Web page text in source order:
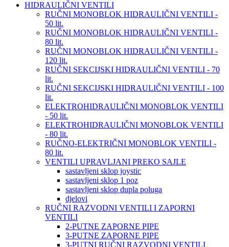
HIDRAULIČNI VENTILI
RUČNI MONOBLOK HIDRAULIČNI VENTILI -
50 lit.
RUČNI MONOBLOK HIDRAULIČNI VENTILI -
80 lit.
RUČNI MONOBLOK HIDRAULIČNI VENTILI -
120 lit.
RUČNI SEKCIJSKI HIDRAULIČNI VENTILI - 70
lit.
RUČNI SEKCIJSKI HIDRAULIČNI VENTILI - 100
lit.
ELEKTROHIDRAULIČNI MONOBLOK VENTILI
- 50 lit.
ELEKTROHIDRAULIČNI MONOBLOK VENTILI
- 80 lit.
RUČNO-ELEKTRIČNI MONOBLOK VENTILI -
80 lit.
VENTILI UPRAVLJANI PREKO SAJLE
sastavljeni sklop joystic
sastavljeni sklop 1 poz
sastavljeni sklop dupla poluga
djelovi
RUČNI RAZVODNI VENTILI I ZAPORNI
VENTILI
2-PUTNE ZAPORNE PIPE
3-PUTNE ZAPORNE PIPE
3-PUTNI RUČNI RAZVODNI VENTILI